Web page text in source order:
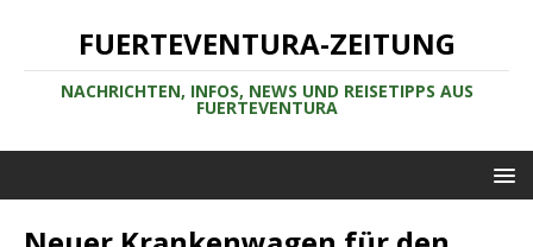
FUERTEVENTURA-ZEITUNG
NACHRICHTEN, INFOS, NEWS UND REISETIPPS AUS
FUERTEVENTURA